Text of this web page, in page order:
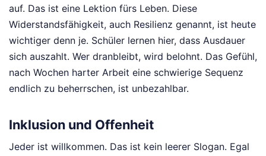
auf. Das ist eine Lektion fürs Leben. Diese
Widerstandsfähigkeit, auch Resilienz genannt, ist heute
wichtiger denn je. Schüler lernen hier, dass Ausdauer
sich auszahlt. Wer dranbleibt, wird belohnt. Das Gefühl,
nach Wochen harter Arbeit eine schwierige Sequenz
endlich zu beherrschen, ist unbezahlbar.
Inklusion und Offenheit
Jeder ist willkommen. Das ist kein leerer Slogan. Egal